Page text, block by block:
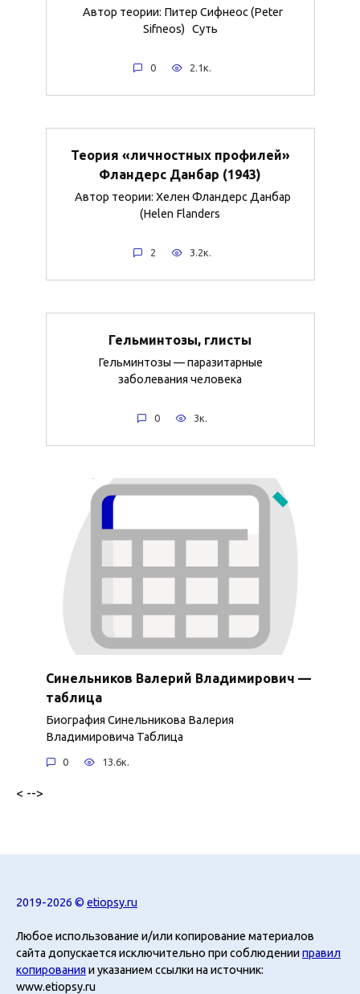
Автор теории: Питер Сифнеос (Peter
Sifneos) Суть
0 2.1к.
Теория «личностных профилей»
Фландерс Данбар (1943)
Автор теории: Хелен Фландерс Данбар
(Helen Flanders
2 3.2к.
Гельминтозы, глисты
Гельминтозы — паразитарные
заболевания человека
0 3к.
Синельников Валерий Владимирович —
таблица
Биография Синельникова Валерия
Владимировича Таблица
0 13.6к.
< -->
2019-2026 © etiopsy.ru
Любое использование и/или копирование материалов
сайта допускается исключительно при соблюденииправил
копирования и указанием ссылки на источник:
www.etiopsy.ru